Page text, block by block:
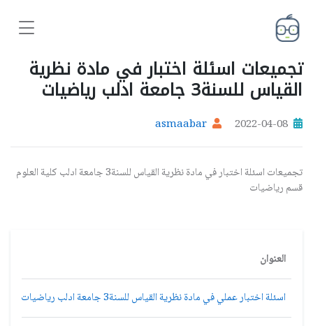
تجميعات اسئلة اختبار في مادة نظرية
القياس للسنة3 جامعة ادلب رياضيات
2022-04-08
asmaabar
تجميعات اسئلة اختبار في مادة نظرية القياس للسنة3 جامعة ادلب كلية العلوم
قسم رياضيات
العنوان
اسئلة اختبار عملي في مادة نظرية القياس للسنة3 جامعة ادلب رياضيات